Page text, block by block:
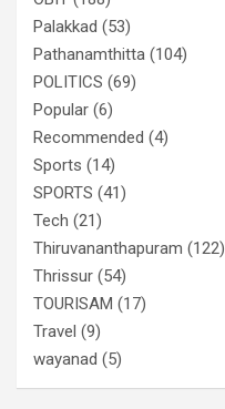
Palakkad (53)
Pathanamthitta (104)
POLITICS (69)
Popular (6)
Recommended (4)
Sports (14)
SPORTS (41)
Tech (21)
Thiruvananthapuram (122)
Thrissur (54)
TOURISAM (17)
Travel (9)
wayanad (5)